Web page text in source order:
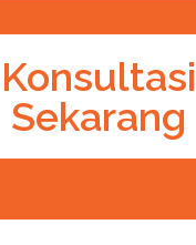
Konsultasi
Sekarang